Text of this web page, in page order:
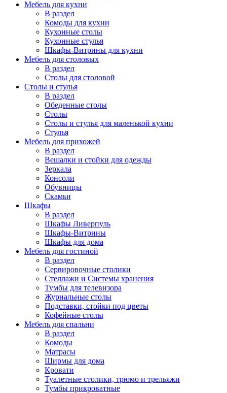
Мебель для кухни
В раздел
Комоды для кухни
Кухонные столы
Кухонные стулья
Шкафы-Витрины для кухни
Мебель для столовых
В раздел
Столы для столовой
Столы и стулья
В раздел
Обеденные столы
Столы
Столы и стулья для маленькой кухни
Стулья
Мебель для прихожей
В раздел
Вешалки и стойки для одежды
Зеркала
Консоли
Обувницы
Скамьи
Шкафы
В раздел
Шкафы Ливерпуль
Шкафы-Витрины
Шкафы для дома
Мебель для гостиной
В раздел
Сервировочные столики
Стеллажи и Системы хранения
Тумбы для телевизора
Журнальные столы
Подставки, стойки под цветы
Кофейные столы
Мебель для спальни
В раздел
Комоды
Матрасы
Ширмы для дома
Кровати
Туалетные столики, трюмо и трельяжи
Тумбы прикроватные